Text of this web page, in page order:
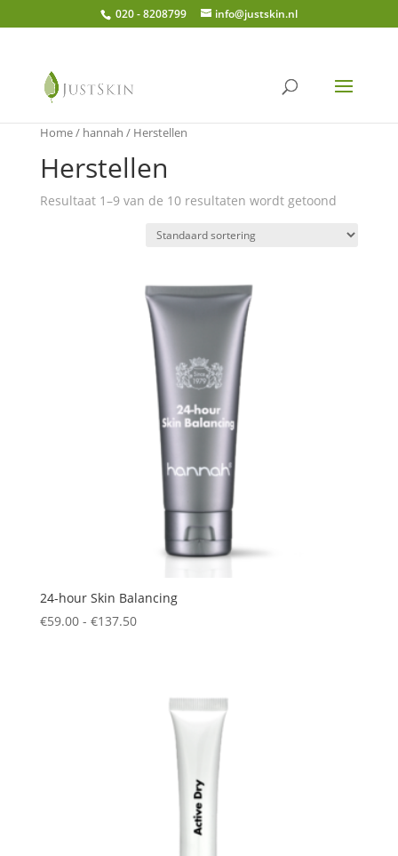
020 - 8208799 info@justskin.nl
Home/ hannah / Herstellen
Herstellen
Resultaat 1–9 van de 10 resultaten wordt getoond
24-hour Skin Balancing
€59.00 - €137.50Prijsklasse: